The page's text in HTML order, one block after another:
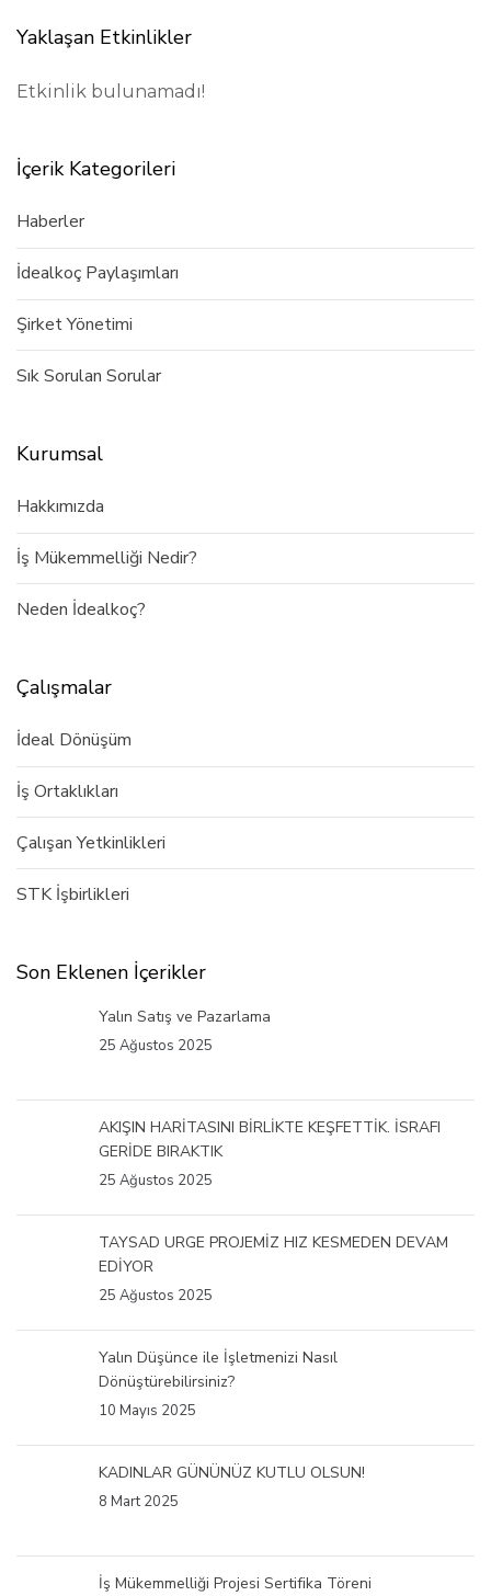
Yaklaşan Etkinlikler
Etkinlik bulunamadı!
İçerik Kategorileri
Haberler
İdealkoç Paylaşımları
Şirket Yönetimi
Sık Sorulan Sorular
Kurumsal
Hakkımızda
İş Mükemmelliği Nedir?
Neden İdealkoç?
Çalışmalar
İdeal Dönüşüm
İş Ortaklıkları
Çalışan Yetkinlikleri
STK İşbirlikleri
Son Eklenen İçerikler
Yalın Satış ve Pazarlama
25 Ağustos 2025
AKIŞIN HARİTASINI BİRLİKTE KEŞFETTİK. İSRAFI
GERİDE BIRAKTIK
25 Ağustos 2025
TAYSAD URGE PROJEMİZ HIZ KESMEDEN DEVAM
EDİYOR
25 Ağustos 2025
Yalın Düşünce ile İşletmenizi Nasıl
Dönüştürebilirsiniz?
10 Mayıs 2025
KADINLAR GÜNÜNÜZ KUTLU OLSUN!
8 Mart 2025
İş Mükemmelliği Projesi Sertifika Töreni